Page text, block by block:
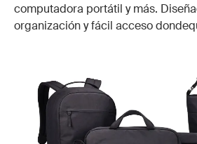
computadora portátil y más.
organización y fácil acceso